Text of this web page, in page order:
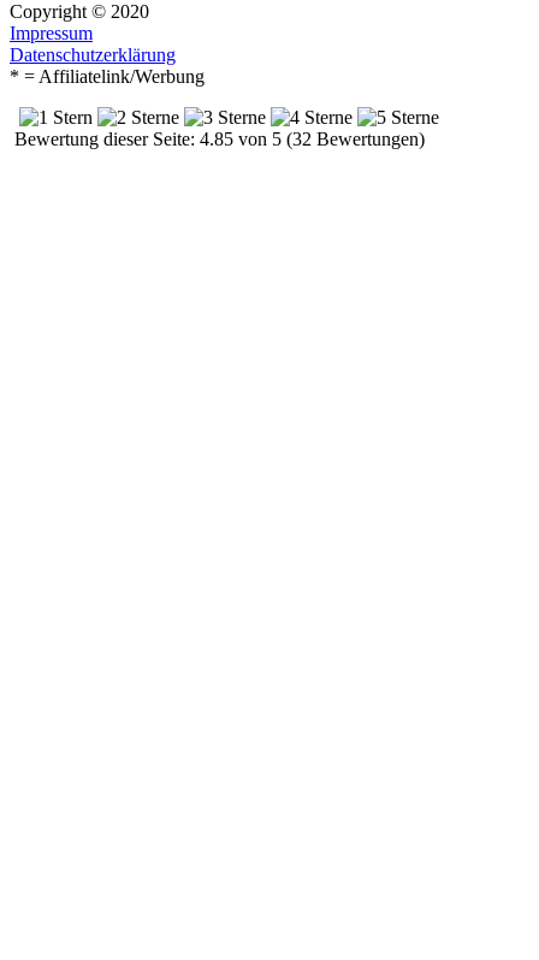
Copyright © 2020
Impressum
Datenschutzerklärung
* = Affiliatelink/Werbung
Bewertung dieser Seite: 4.85 von 5 (32 Bewertungen)